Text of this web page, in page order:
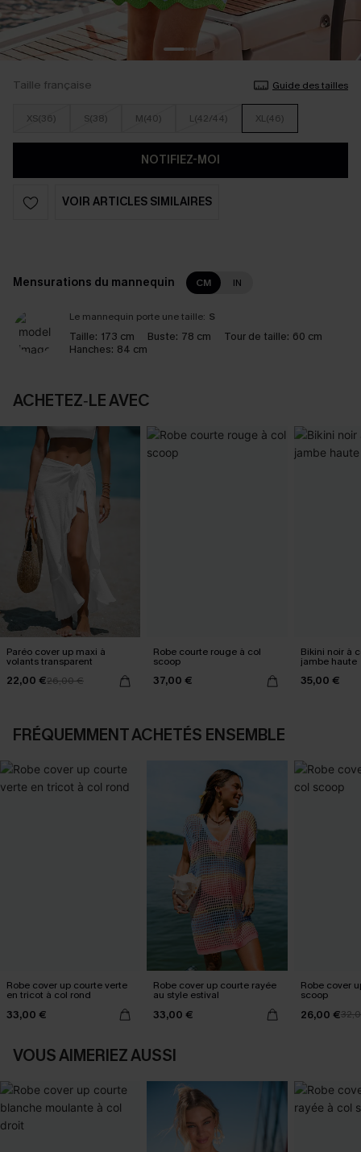
Taille française Guide des tailles
XS(36) S(38) M(40) L(42/44) XL(46)
NOTIFIEZ-MOI
VOIR ARTICLES SIMILAIRES
Mensurations du mannequin CM IN
Le mannequin porte une taille: S
Taille: 173 cm Buste: 78 cm Tour de taille: 60 cm
Hanches: 84 cm
ACHETEZ‑LE AVEC
Paréo cover up maxi à
volants transparent
22,00 €26,00 €
Robe courte rouge à col
scoop
37,00 €
Bikini noir à
jambe haute
35,00 €
FRÉQUEMMENT ACHETÉS ENSEMBLE
Robe cover up courte verte
en tricot à col rond
33,00 €
Robe cover up courte rayée
au style estival
33,00 €
Robe cover
scoop
26,00 €
VOUS AIMERIEZ AUSSI